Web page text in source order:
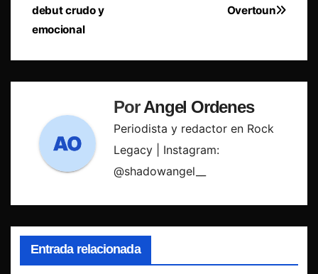
entradas
Overtoun
debut crudo y
emocional
PorAngel Ordenes
Periodista y redactor en Rock
Legacy | Instagram:
@shadowangel__
Entrada relacionada